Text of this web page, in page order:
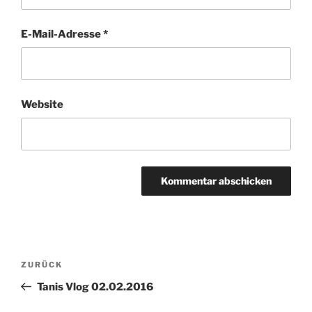
E-Mail-Adresse*
Website
Beitragsnavigation
Vorheriger
Beitrag
ZURÜCK
Tanis Vlog 02.02.2016